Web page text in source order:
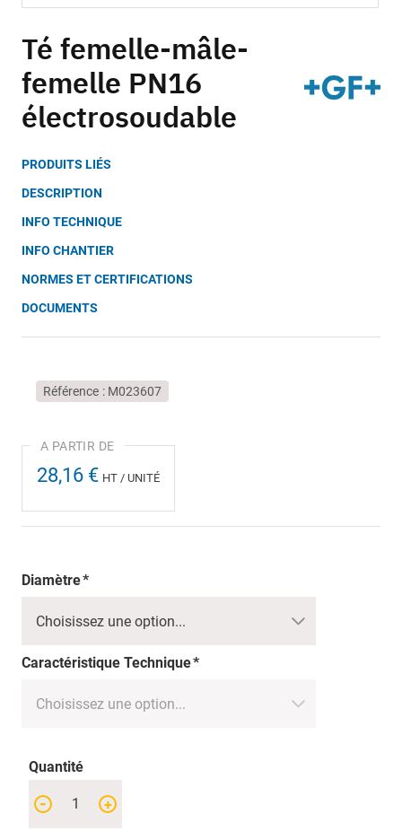
to
the
beginning
of
the
gallery
Té femelle-mâle-
femelle PN16
électrosoudable
PRODUITS LIÉS
DESCRIPTION
INFO TECHNIQUE
INFO CHANTIER
NORMES ET CERTIFICATIONS
DOCUMENTS
Référence M023607
28,16 € HT / UNITÉ
Diamètre
Caractéristique Technique
Quantité
+
-